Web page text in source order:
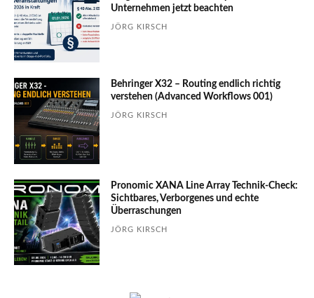
Unter­nehmen jetzt beachten
JÖRG KIRSCH
Behringer X32 – Routing endlich richtig
verstehen (Advanced Workflows 001)
JÖRG KIRSCH
Pronomic XANA Line Array Technik-Check:
Sichtbares, Verborgenes und echte
Überraschungen
JÖRG KIRSCH